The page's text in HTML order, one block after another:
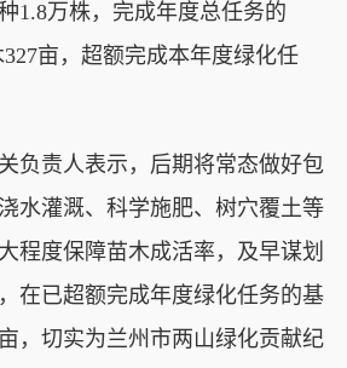
1.8万株，完成年度总任务的
亩，超额完成本年度绿化任
责人表示，后期将常态做好包
水灌溉、科学施肥、树穴覆土等
程度保障苗木成活率，及早谋划
在已超额完成年度绿化任务的基
，切实为兰州市两山绿化贡献纪